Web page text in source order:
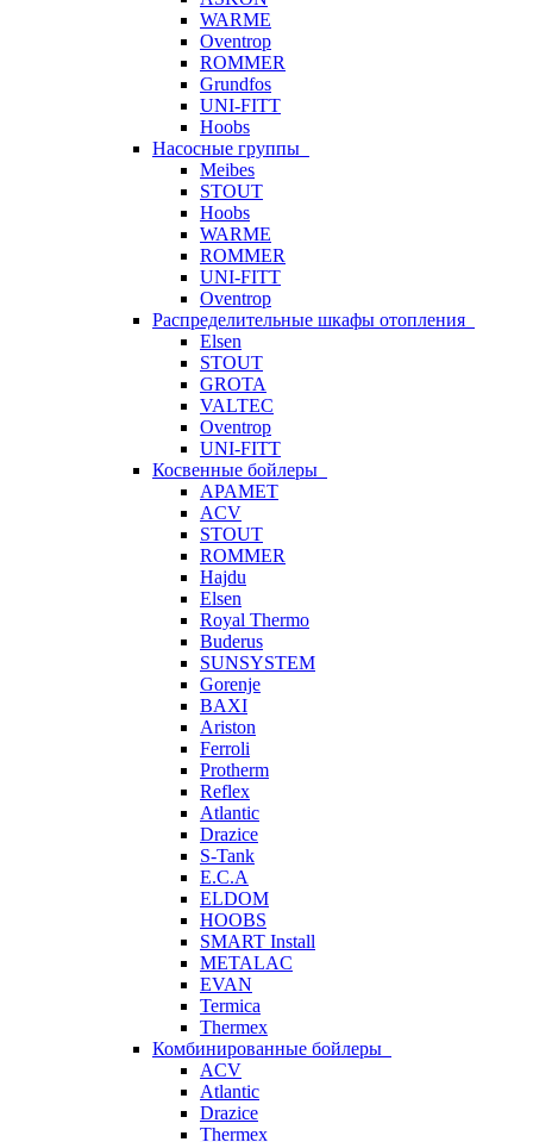
WARME
Oventrop
ROMMER
Grundfos
UNI-FITT
Hoobs
Насосные группы
Meibes
STOUT
Hoobs
WARME
ROMMER
UNI-FITT
Oventrop
Распределительные шкафы отопления
Elsen
STOUT
GROTA
VALTEC
Oventrop
UNI-FITT
Косвенные бойлеры
APAMET
ACV
STOUT
ROMMER
Hajdu
Elsen
Royal Thermo
Buderus
SUNSYSTEM
Gorenje
BAXI
Ariston
Ferroli
Protherm
Reflex
Atlantic
Drazice
S-Tank
E.C.A
ELDOM
HOOBS
SMART Install
METALAC
EVAN
Termica
Thermex
Комбинированные бойлеры
ACV
Atlantic
Drazice
Thermex